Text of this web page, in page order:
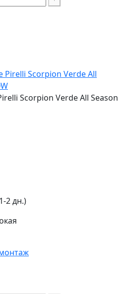
Scorpion Verde All Season
2 дн.)